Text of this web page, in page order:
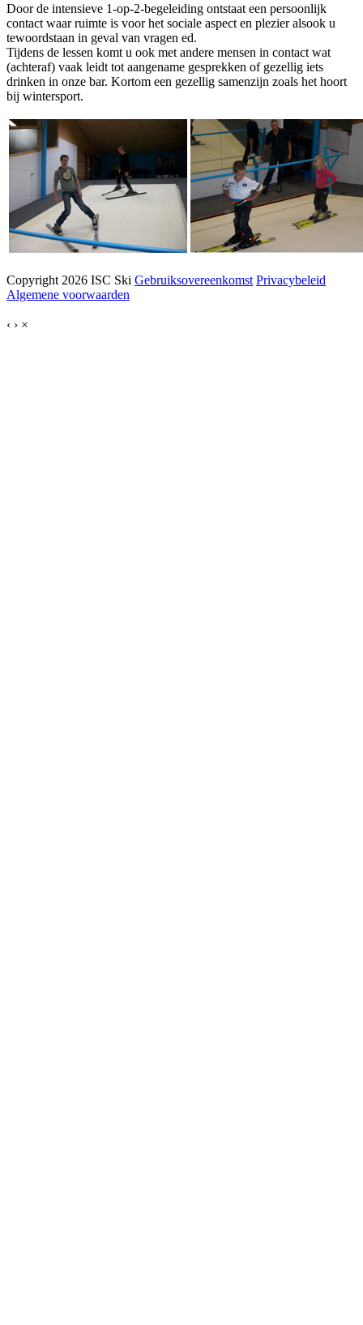
Door de intensieve 1-op-2-begeleiding ontstaat een persoonlijk
contact waar ruimte is voor het sociale aspect en plezier alsook u
tewoordstaan in geval van vragen ed.
Tijdens de lessen komt u ook met andere mensen in contact wat
(achteraf) vaak leidt tot aangename gesprekken of gezellig iets
drinken in onze bar. Kortom een gezellig samenzijn zoals het hoort
bij wintersport.
Copyright 2026 ISC Ski Gebruiksovereenkomst Privacybeleid
Algemene voorwaarden
‹ › ×